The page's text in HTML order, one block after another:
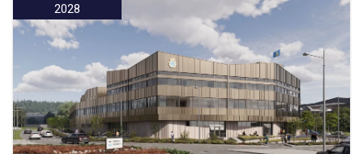
2028